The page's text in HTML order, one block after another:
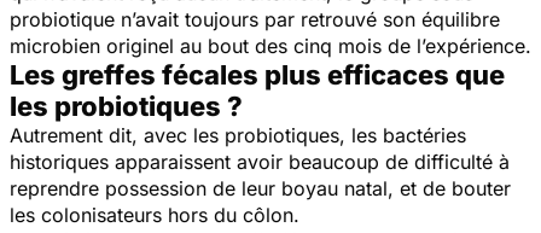
probiotique n’avait toujours par retrouvé son équilibre
microbien originel au bout des cinq mois de l’expérience.
Les greffes fécales plus efficaces que
les probiotiques ?
Autrement dit, avec les probiotiques, les bactéries
historiques apparaissent avoir beaucoup de difficulté à
reprendre possession de leur boyau natal, et de bouter
les colonisateurs hors du côlon.